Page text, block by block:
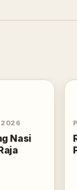
Nasi